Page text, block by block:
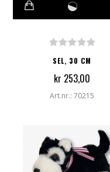
SEL, 30 CM
kr 253,00
Art.nr.: 70215